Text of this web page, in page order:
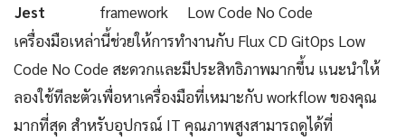
Jest
framework
Low Code No Code
เครื่องมือเหล่านี้ช่วยให้การทำงานกับ Flux CD GitOps Low
Code No Code สะดวกและมีประสิทธิภาพมากขึ้น แนะนำให้
ลองใช้ทีละตัวเพื่อหาเครื่องมือที่เหมาะกับ workflow ของคุณ
มากที่สุด สำหรับอุปกรณ์ IT คุณภาพสูงสามารถดูได้ที่